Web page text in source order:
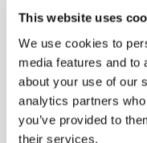
This website uses
We use cookies to
media features and to
about your use of our
analytics partners
you’ve provided to
their services.